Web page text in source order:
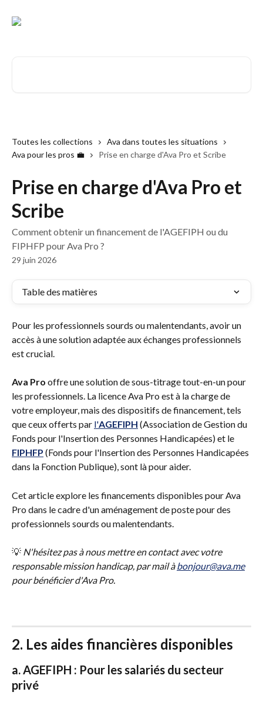
Toutes les collections
Ava dans toutes les situations
Ava pour les pros 💼
Prise en charge d'Ava Pro et Scribe
Prise en charge d'Ava Pro et
Scribe
Comment obtenir un financement de l'AGEFIPH ou du
FIPHFP pour Ava Pro ?
29 juin 2026
Table des matières
Pour les professionnels sourds ou malentendants, avoir un
accès à une solution adaptée aux échanges professionnels
est crucial.
Ava Pro offre une solution de sous-titrage tout-en-un pour
les professionnels. La licence Ava Pro est à la charge de
votre employeur, mais des dispositifs de financement, tels
que ceux offerts par l'AGEFIPH (Association de Gestion du
Fonds pour l'Insertion des Personnes Handicapées) et le
FIPHFP (Fonds pour l'Insertion des Personnes Handicapées
dans la Fonction Publique), sont là pour aider.
Cet article explore les financements disponibles pour Ava
Pro dans le cadre d'un aménagement de poste pour des
professionnels sourds ou malentendants.
💡 N'hésitez pas à nous mettre en contact avec votre
responsable mission handicap, par mail à bonjour@ava.me
pour bénéficier d'Ava Pro.
2. Les aides financières disponibles
a. AGEFIPH : Pour les salariés du secteur
privé